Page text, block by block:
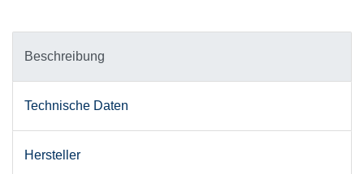
Beschreibung
Technische Daten
Hersteller